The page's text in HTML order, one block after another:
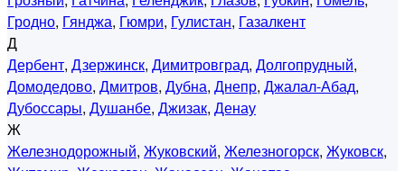
Гродно, Гянджа, Гюмри, Гулистан, Газалкент
Д
Дербент, Дзержинск, Димитровград, Долгопрудный,
Домодедово, Дмитров, Дубна, Днепр, Джалал-Абад,
Дубоссары, Душанбе, Джизак, Денау
Ж
Железнодорожный, Жуковский, Железногорск, Жуковск,